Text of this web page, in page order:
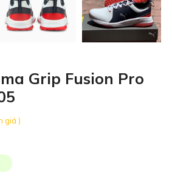
Grip Fusion Pro
giá )